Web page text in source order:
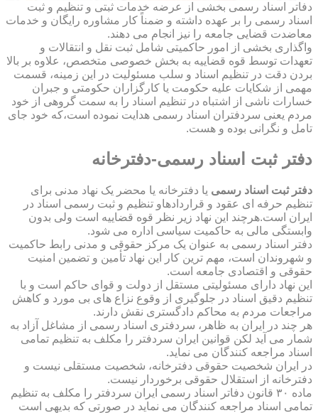
دفاتر اسناد رسمی بخشی از عرضه خدمات ثبتی و تنظیم و ثبت
اسناد رسمی را بر عهده داشته و ضمناً کار مشاوره رایگان و خدمات
معاضدت قضایی جامعه را نیز انجام می دهند.
واگذاری بخشی از امور حاکمیتی شامل ثبت نقل و انتقالات و
تعهدات توسط قوه قضاییه به بخش خصوصی متخصص، علاوه بر بالا
بردن دقت در تنظیم اسناد و سلب مسئولیت در این زمینه، قسمت
مهمی از شکایات علیه حکومت یا کارگزاران حکومتی و جبران
خسارات ناشی از اشتباه در تنظیم اسناد را به سمت گروهی از خود
مردم یعنی سردفتران اسناد رسمی هدایت نموده است،که خود جای
تامل و نگرانی بوده و هست.
دفتر ثبت اسناد رسمی-دفترخانه
دفتر ثبت اسناد رسمی یا دفترخانه یا محضر یک نهاد مدنی برای
تنظیم حرفه ای عقود و قراردادهاو تنظیم و ثبت رسمی اسناد در
ایران است.هرچند این نهاد زیر نظر قوه قضاییه است ولی بدون
وابستگی مالی به حاکمیت سیاسی اداره می شود.
دفتر اسناد رسمی به عنوان یک مرکز حقوقی و مدنی رابط حاکمیت
و شهروندان است، مهم ترین کار این نهاد تأمین و تضمین امنیت
حقوقی و اقتصادی جامعه است.
این نهاد دارای مسئولیتی مستقل از دولت و قوای حاکم است و با
تنظیم دقیق اسناد در جلوگیری از وقوع نزاع های بی مورد و کاهش
مراجعات مردم به محاکم دادگستری نقش دارند.
هر چند در ایران به ظاهر، سردفتری اسناد رسمی از مشاغل آزاد به
شمار می آید لکن قوانین ایران سردفتر را مکلف به تنظیم تمامی
اسناد مراجعه کنندگان می نماید.
در ایران شخصیت حقوقی دفترخانه، شخصیت مستقلی نیست و
دفترخانه از استقلال حقوقی برخوردار نیست.
ماده ۳۰ قانون دفاتر اسناد رسمی ایران سردفتر را مکلف به تنظیم
تمامی اسناد مراجعه کنندگان می نماید در صورتی که بدیهی است